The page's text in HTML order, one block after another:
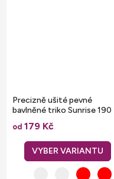
Precizně ušité pevné
bavlněné triko Sunrise 190
od 179 Kč